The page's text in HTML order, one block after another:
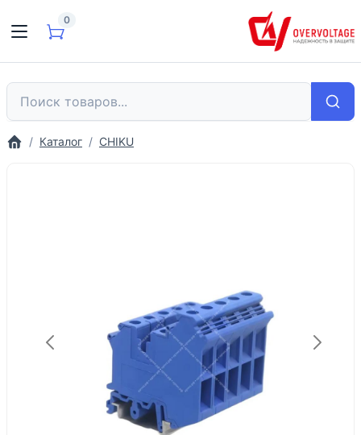
0
Каталог CHIKU